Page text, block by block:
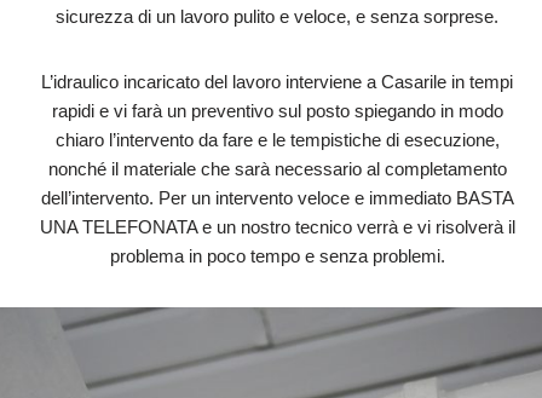
sicurezza di un lavoro pulito e veloce, e senza sorprese.
L’idraulico incaricato del lavoro interviene a Casarile in tempi
rapidi e vi farà un preventivo sul posto spiegando in modo
chiaro l’intervento da fare e le tempistiche di esecuzione,
nonché il materiale che sarà necessario al completamento
dell’intervento. Per un intervento veloce e immediato BASTA
UNA TELEFONATA e un nostro tecnico verrà e vi risolverà il
problema in poco tempo e senza problemi.